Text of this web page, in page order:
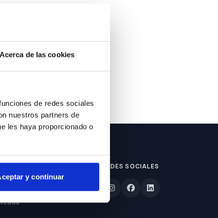
Acerca de las cookies
de redes sociales
nuestros partners de
les haya proporcionado o
y continuar
REDES SOCIALES